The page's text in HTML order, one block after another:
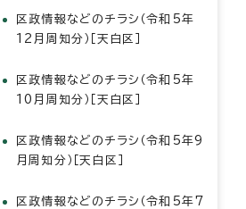
区政情報などのチラシ（令和5年
12月周知分）［天白区］
区政情報などのチラシ（令和5年
10月周知分）［天白区］
区政情報などのチラシ（令和5年9
月周知分）［天白区］
区政情報などのチラシ（令和5年7